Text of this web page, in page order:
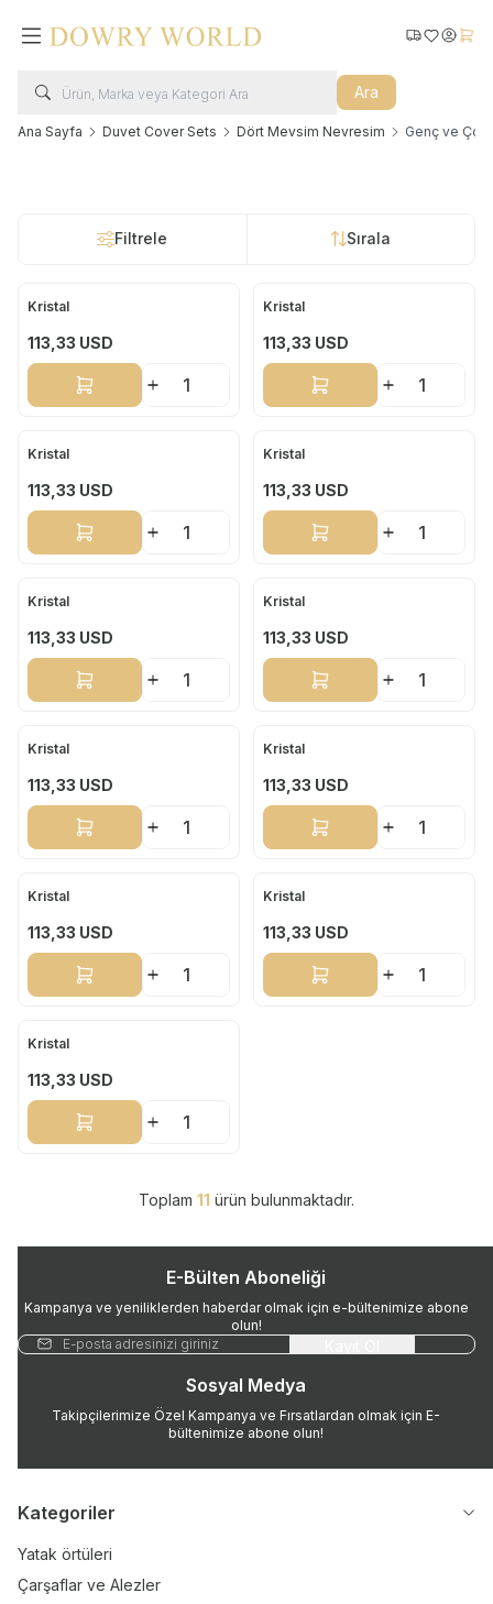
Ara
Kargo Takip
Favorilerim
Ana Sayfa Duvet Cover Sets Dört Mevsim Nevresim Genç ve
Filtrele Sırala
Yeni
Kristal
113,33 USD
Sepete Ekle
Yeni
Kristal
113,33 USD
Sepete Ekle
Yeni
Kristal
113,33 USD
Sepete Ekle
Yeni
Kristal
113,33 USD
Sepete Ekle
Yeni
Kristal
113,33 USD
Sepete Ekle
Yeni
Kristal
113,33 USD
Sepete Ekle
Yeni
Kristal
113,33 USD
Sepete Ekle
Yeni
Kristal
113,33 USD
Sepete Ekle
Yeni
Kristal
113,33 USD
Sepete Ekle
Yeni
Kristal
113,33 USD
Sepete Ekle
Yeni
Kristal
113,33 USD
Sepete Ekle
Toplam 11 ürün bulunmaktadır.
E-Bülten Aboneliği
Kampanya ve yeniliklerden haberdar olmak için e-bültenimize abone
olun!
Sosyal Medya
Takipçilerimize Özel Kampanya ve Fırsatlardan olmak için E-
bültenimize abone olun!
Kategoriler
Yatak örtüleri
Çarşaflar ve Alezler